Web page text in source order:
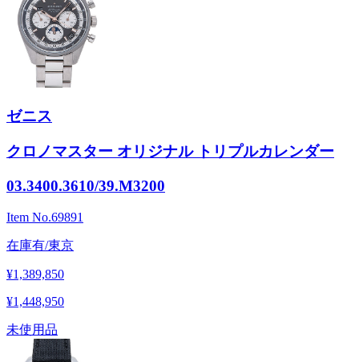
ゼニス
クロノマスター オリジナル トリプルカレンダー
03.3400.3610/39.M3200
Item No.69891
在庫有/東京
¥1,389,850
¥1,448,950
未使用品